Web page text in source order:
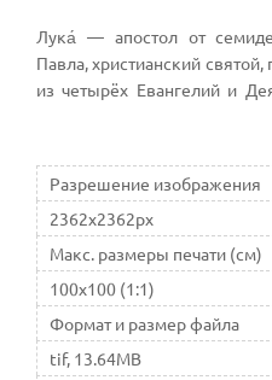
Лука́ — апостол от
Павла, христианский
из четырёх Евангелий и
канон» сообщает, что
поэтому сопровождал
Разрешение изображения
2362x2362px
Макс. размеры печати (см)
100x100 (1:1)
Формат и размер файла
tif, 13.64MB